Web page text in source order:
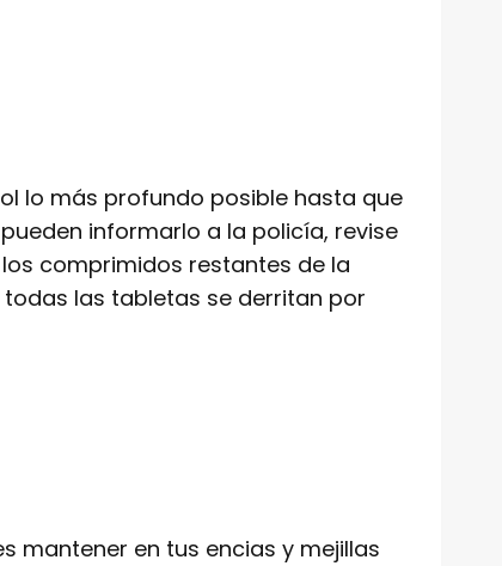
lo más profundo posible hasta que
informarlo a la policía, revise
comprimidos restantes de la
las tabletas se derritan por
mantener en tus encias y mejillas